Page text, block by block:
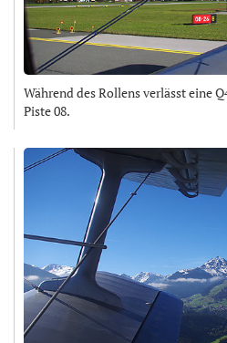
Während des Rollens verlässt eine
Piste 08.